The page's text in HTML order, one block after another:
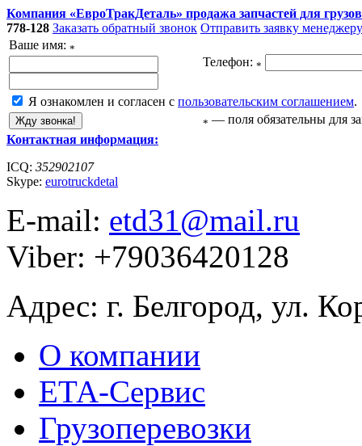
Компания «ЕвроТракДеталь» продажа запчастей для
778-128 Заказать обратный звонок Отправить заявку менеджеру
Ваше имя: *
Телефон: *
Я ознакомлен и согласен с пользовательским соглашением.
* — поля обязательны для
Контактная информация:
ICQ: 352902107
Skype: eurotruckdetal
E-mail: etd31@mail.ru
Viber: +79036420128
Адрес: г. Белгород, ул.
О компании
ЕТА-Сервис
Грузоперевозки